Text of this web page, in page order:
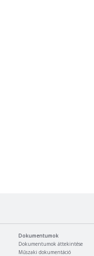
Dokumentumok
Dokumentumok áttekintése
Műszaki dokumentáció